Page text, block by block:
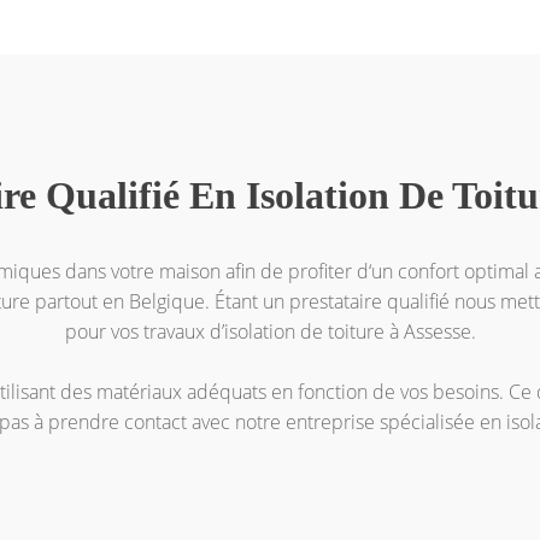
Qualifié En Isolation De
dans votre maison afin de profiter d‘un confort optimal
partout en Belgique. Étant un prestataire qualifié nous
pour vos travaux d’isolation de toiture à Assesse.
des matériaux adéquats en fonction de vos besoins.
pas à prendre contact avec notre entreprise spécialisée en